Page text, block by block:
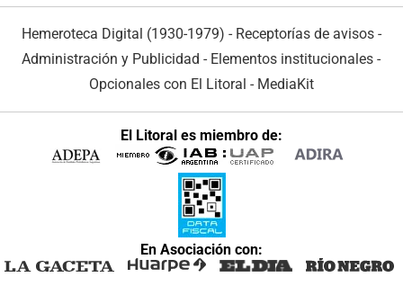
Hemeroteca Digital (1930-1979) - Receptorías de avisos -
Administración y Publicidad - Elementos institucionales -
Opcionales con El Litoral - MediaKit
El Litoral es miembro de:
En Asociación con: